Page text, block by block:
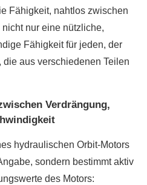
Fähigkeit, nahtlos zwischen
nur eine nützliche,
Fähigkeit für jeden, der
aus verschiedenen Teilen
Verdrängung,
hydraulischen Orbit-Motors
sondern bestimmt aktiv
des Motors: